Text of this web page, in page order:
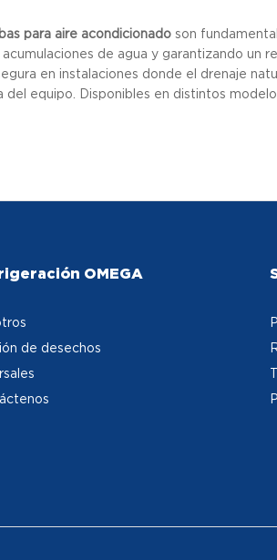
para aire acondicionado son
de agua y garantizando un
en instalaciones donde el drenaje
del equipo. Disponibles en distintos
OMEGA
de desechos